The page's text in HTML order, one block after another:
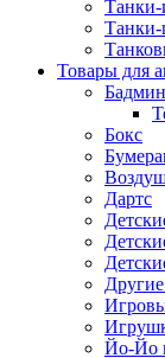
Товары для
Бокс
Дартс
Йо-Йо